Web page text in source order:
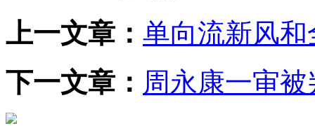
上一文章： 单向流新风
下一文章： 周永康一审